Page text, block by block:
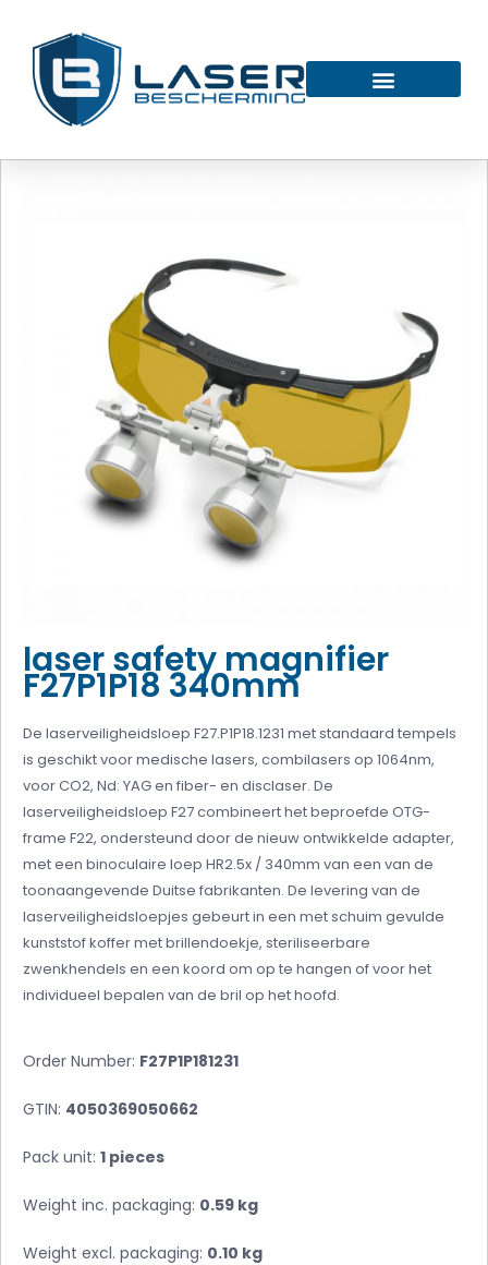
laser safety magnifier
F27P1P18 340mm
De laserveiligheidsloep F27.P1P18.1231 met standaard tempels
is geschikt voor medische lasers, combilasers op 1064nm,
voor CO2, Nd: YAG en fiber- en disclaser. De
laserveiligheidsloep F27 combineert het beproefde OTG-
frame F22, ondersteund door de nieuw ontwikkelde adapter,
met een binoculaire loep HR2.5x / 340mm van een van de
toonaangevende Duitse fabrikanten. De levering van de
laserveiligheidsloepjes gebeurt in een met schuim gevulde
kunststof koffer met brillendoekje, steriliseerbare
zwenkhendels en een koord om op te hangen of voor het
individueel bepalen van de bril op het hoofd.
Order Number: F27P1P181231
GTIN: 4050369050662
Pack unit: 1 pieces
Weight inc. packaging: 0.59 kg
Weight excl. packaging: 0.10 kg